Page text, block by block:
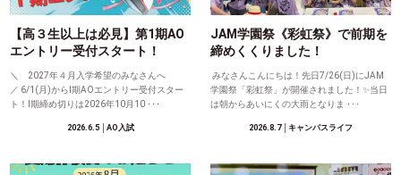
【高３生以上は必見】第1期AO
エントリー受付スタート！
＼ 2027年４月入学希望のみなさんへ
／ 6/1(月)からⅠ期AOエントリー受付スター
ト！Ⅰ期締め切りは2026年10月10 ･･･
2026.6.5│AO入試
JAM学園祭《彩虹祭》で前期を
締めくくりました！
みなさんこんにちは！先日7/26(日)にJAM
学園祭「彩虹祭」が開催されました！✨当日
は朝からあいにくの大雨となりま ･･･
2026.8.7│キャンパスライフ